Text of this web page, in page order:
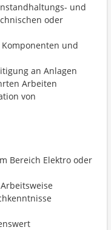
und
oder
und
an Anlagen
Arbeiten
von
Bereich Elektro oder